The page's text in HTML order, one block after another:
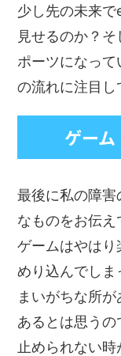
少し先の未来
見せるのか？
ポーツになっ
の流れに注目し
ゲー
最後に私の障
なものをお伝え
ゲームはやは
めり込んでしま
まいがちな所
あるとは思う
止められない